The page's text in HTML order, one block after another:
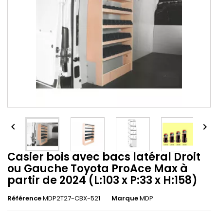
 
Casier bois avec bacs latéral Droit
ou Gauche Toyota ProAce Max à
partir de 2024 (L:103 x P:33 x H:158)
RéférenceMDP2T27-CBX-521 MarqueMDP